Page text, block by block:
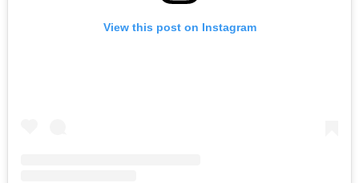
View this post on Instagram